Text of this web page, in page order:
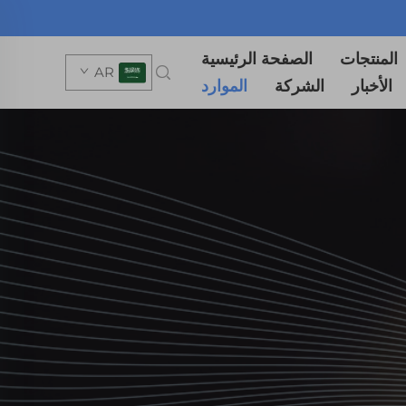
الصفحة الرئيسية
المنتجات
الموارد
الشركة الأخبار
AR